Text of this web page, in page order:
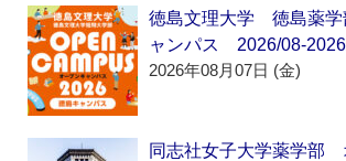
徳島文理大学 徳島薬
ャンパス 2026/08-
2026年08月07日 (金)
同志社女子大学薬学部